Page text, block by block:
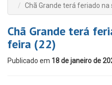
Chã Grande terá feriado
Chã Grande terá
feira (22)
Publicado em 18 de janeiro de